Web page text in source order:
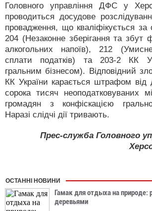
Головного управління ДФС у
проводиться досудове
провадження, що кваліфікується за
204 (Незаконне зберігання та збут
алкогольних напоїв), 212
сплати податків) та 203-2 КК
гральним бізнесом). Відповідний
КК України карається штрафом від
сорока тисяч неоподатковуваних
громадян з конфіскацією
Наразі слідчі дії тривають.
Прес-служба Головного
ОСТАННІ НОВИНИ
Гамак для отдыха на природе:
деревьями